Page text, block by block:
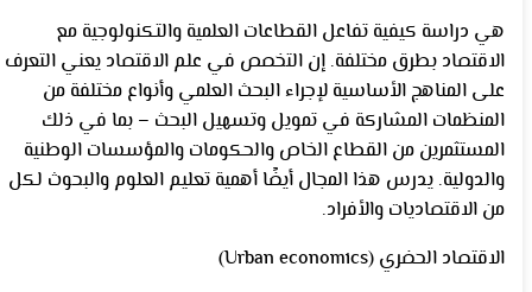
هي دراسة كيفية تفاعل القطاعات العلمية والتكنولوجية مع
الاقتصاد بطرق مختلفة. إن التخصص في علم الاقتصاد يعني التعرف
على المناهج الأساسية لإجراء البحث العلمي وأنواع مختلفة من
المنظمات المشاركة في تمويل وتسهيل البحث – بما في ذلك
المستثمرين من القطاع الخاص والحكومات والمؤسسات الوطنية
والدولية. يدرس هذا المجال أيضًا أهمية تعليم العلوم والبحوث لكل
من الاقتصاديات والأفراد.
الاقتصاد الحضري (Urban economics)